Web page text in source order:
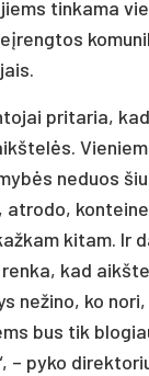
tin­ka­ma
pri­ta­ria,
ne­duos
at­ro­do,
ki­tam. Ir
kad
ne­ži­no, ko
bus tik
– py­ko